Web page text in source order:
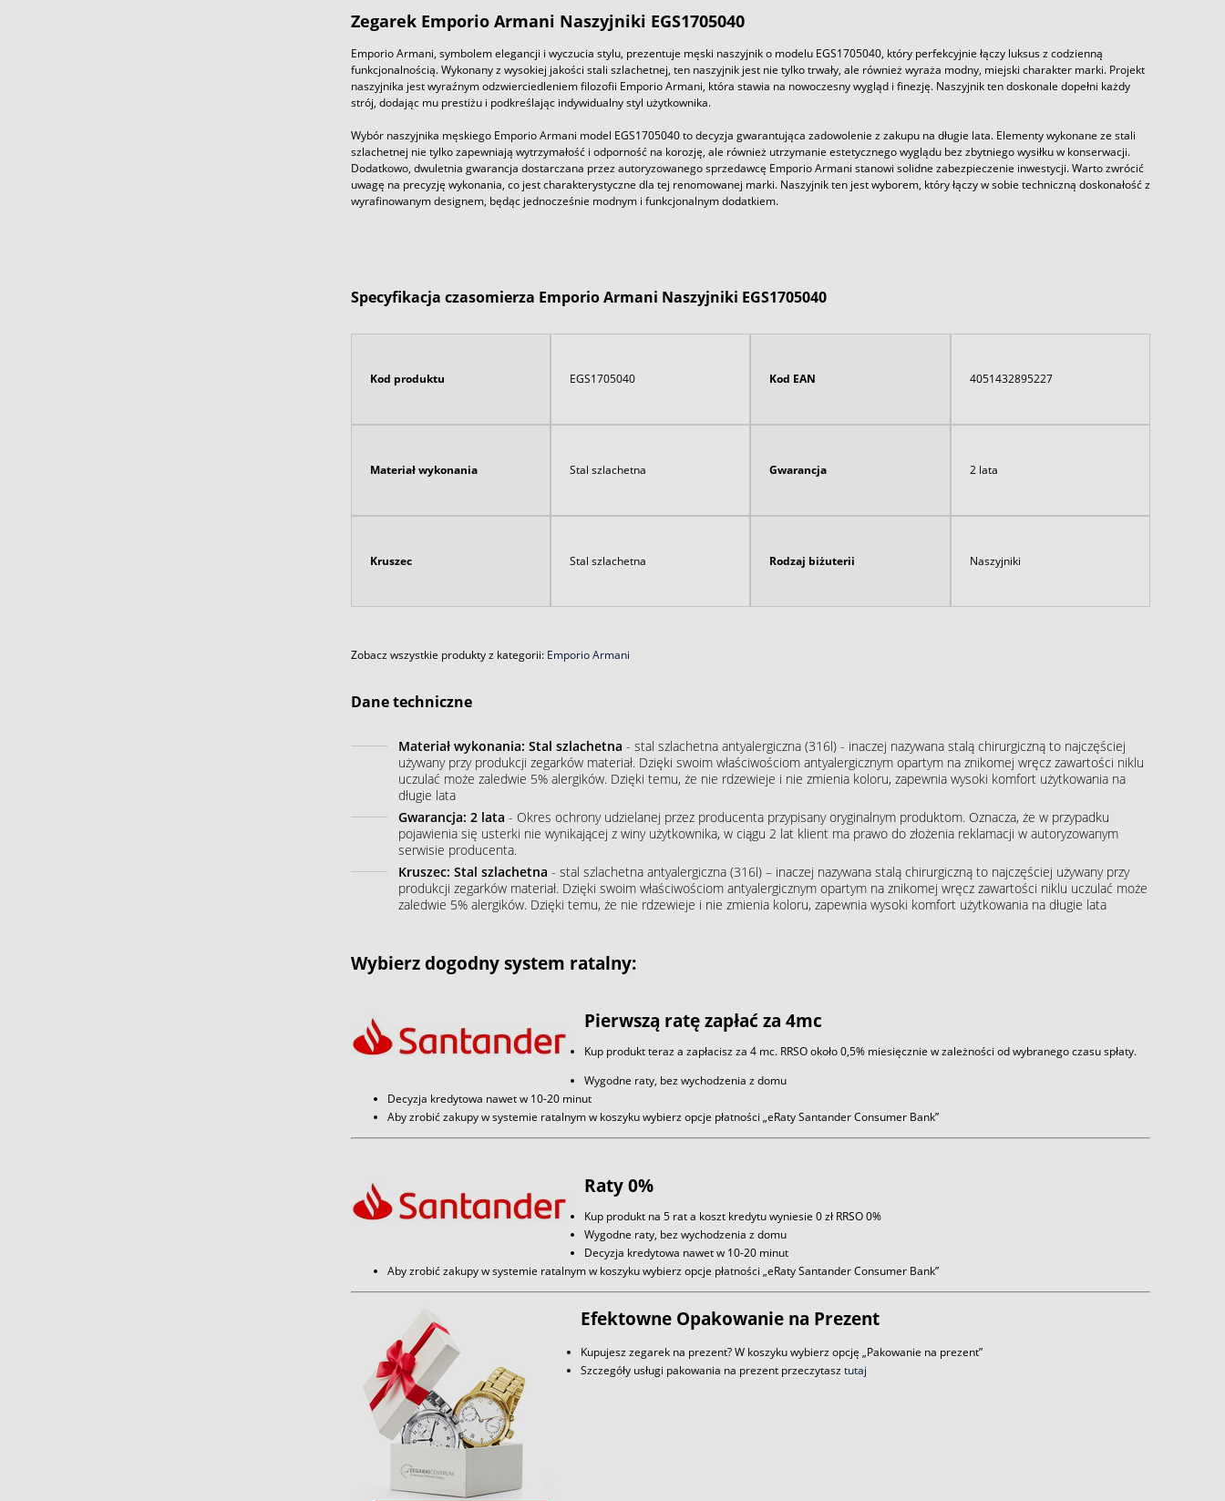
Zegarek Emporio Armani Naszyjniki EGS1705040
Emporio Armani, symbolem elegancji i wyczucia stylu, prezentuje męski naszyjnik o modelu EGS1705040, który perfekcyjnie łączy luksus z codzienną
funkcjonalnością. Wykonany z wysokiej jakości stali szlachetnej, ten naszyjnik jest nie tylko trwały, ale również wyraża modny, miejski charakter marki. Projekt
naszyjnika jest wyraźnym odzwierciedleniem filozofii Emporio Armani, która stawia na nowoczesny wygląd i finezję. Naszyjnik ten doskonale dopełni każdy
strój, dodając mu prestiżu i podkreślając indywidualny styl użytkownika.
Wybór naszyjnika męskiego Emporio Armani model EGS1705040 to decyzja gwarantująca zadowolenie z zakupu na długie lata. Elementy wykonane ze stali
szlachetnej nie tylko zapewniają wytrzymałość i odporność na korozję, ale również utrzymanie estetycznego wyglądu bez zbytniego wysiłku w konserwacji.
Dodatkowo, dwuletnia gwarancja dostarczana przez autoryzowanego sprzedawcę Emporio Armani stanowi solidne zabezpieczenie inwestycji. Warto zwrócić
uwagę na precyzję wykonania, co jest charakterystyczne dla tej renomowanej marki. Naszyjnik ten jest wyborem, który łączy w sobie techniczną doskonałość z
wyrafinowanym designem, będąc jednocześnie modnym i funkcjonalnym dodatkiem.
Specyfikacja czasomierza Emporio Armani Naszyjniki EGS1705040
Kod produktu EGS1705040 Kod EAN 4051432895227
Materiał wykonania Stal szlachetna Gwarancja 2 lata
Kruszec Stal szlachetna Rodzaj biżuterii Naszyjniki
Zobacz wszystkie produkty z kategorii: Emporio Armani
Dane techniczne
Materiał wykonania: Stal szlachetna - stal szlachetna antyalergiczna (316l) - inaczej nazywana stalą chirurgiczną to najczęściej
używany przy produkcji zegarków materiał. Dzięki swoim właściwościom antyalergicznym opartym na znikomej wręcz zawartości niklu
uczulać może zaledwie 5% alergików. Dzięki temu, że nie rdzewieje i nie zmienia koloru, zapewnia wysoki komfort użytkowania na
długie lata
Gwarancja: 2 lata - Okres ochrony udzielanej przez producenta przypisany oryginalnym produktom. Oznacza, że w przypadku
pojawienia się usterki nie wynikającej z winy użytkownika, w ciągu 2 lat klient ma prawo do złożenia reklamacji w autoryzowanym
serwisie producenta.
Kruszec: Stal szlachetna - stal szlachetna antyalergiczna (316l) – inaczej nazywana stalą chirurgiczną to najczęściej używany przy
produkcji zegarków materiał. Dzięki swoim właściwościom antyalergicznym opartym na znikomej wręcz zawartości niklu uczulać może
zaledwie 5% alergików. Dzięki temu, że nie rdzewieje i nie zmienia koloru, zapewnia wysoki komfort użytkowania na długie lata
Wybierz dogodny system ratalny:
Pierwszą ratę zapłać za 4mc
Kup produkt teraz a zapłacisz za 4 mc. RRSO około 0,5% miesięcznie w zależności od wybranego czasu spłaty.
Wygodne raty, bez wychodzenia z domu
Decyzja kredytowa nawet w 10-20 minut
Aby zrobić zakupy w systemie ratalnym w koszyku wybierz opcje płatności „eRaty Santander Consumer Bank”
Raty 0%
Kup produkt na 5 rat a koszt kredytu wyniesie 0 zł RRSO 0%
Wygodne raty, bez wychodzenia z domu
Decyzja kredytowa nawet w 10-20 minut
Aby zrobić zakupy w systemie ratalnym w koszyku wybierz opcje płatności „eRaty Santander Consumer Bank”
Efektowne Opakowanie na Prezent
Kupujesz zegarek na prezent? W koszyku wybierz opcję „Pakowanie na prezent”
Szczegóły usługi pakowania na prezent przeczytasztutaj